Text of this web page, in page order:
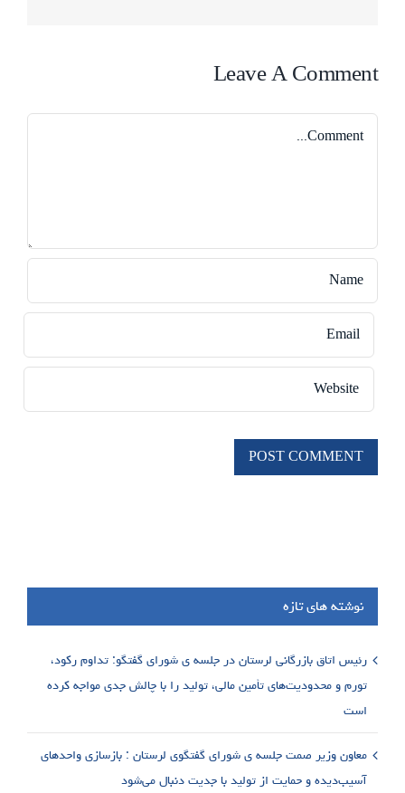
Leave A Comment
نوشته های تازه
رئیس اتاق بازرگانی لرستان در جلسه ی شورای گفتگو: تداوم رکود،
تورم و محدودیت‌های تأمین مالی، تولید را با چالش جدی مواجه کرده
است
معاون وزیر صمت جلسه ی شورای گفتگوی لرستان : بازسازی واحدهای
آسیب‌دیده و حمایت از تولید با جدیت دنبال می‌شود